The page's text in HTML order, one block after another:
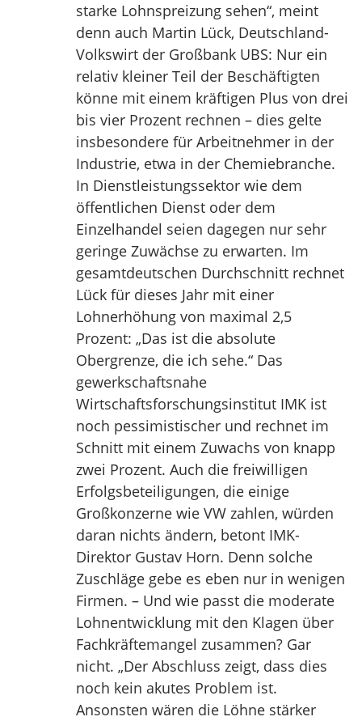
starke Lohnspreizung sehen“, meint
denn auch Martin Lück, Deutschland-
Volkswirt der Großbank UBS: Nur ein
relativ kleiner Teil der Beschäftigten
könne mit einem kräftigen Plus von drei
bis vier Prozent rechnen – dies gelte
insbesondere für Arbeitnehmer in der
Industrie, etwa in der Chemiebranche.
In Dienstleistungssektor wie dem
öffentlichen Dienst oder dem
Einzelhandel seien dagegen nur sehr
geringe Zuwächse zu erwarten. Im
gesamtdeutschen Durchschnitt rechnet
Lück für dieses Jahr mit einer
Lohnerhöhung von maximal 2,5
Prozent: „Das ist die absolute
Obergrenze, die ich sehe.“ Das
gewerkschaftsnahe
Wirtschaftsforschungsinstitut IMK ist
noch pessimistischer und rechnet im
Schnitt mit einem Zuwachs von knapp
zwei Prozent. Auch die freiwilligen
Erfolgsbeteiligungen, die einige
Großkonzerne wie VW zahlen, würden
daran nichts ändern, betont IMK-
Direktor Gustav Horn. Denn solche
Zuschläge gebe es eben nur in wenigen
Firmen. – Und wie passt die moderate
Lohnentwicklung mit den Klagen über
Fachkräftemangel zusammen? Gar
nicht. „Der Abschluss zeigt, dass dies
noch kein akutes Problem ist.
Ansonsten wären die Löhne stärker